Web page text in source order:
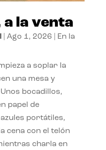
la venta
| Ago 1, 2026
En la
a soplar la
una mesa y
bocadillos,
papel de
portátiles,
cena con el telón
charla en